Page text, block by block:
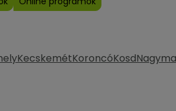
KecskemétKoroncóKosd